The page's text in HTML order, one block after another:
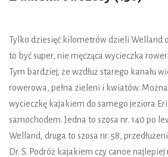
Tylko dziesięć kilometrów dzieli Welland
to być super, nie męcząca wycieczka
Tym bardziej, że wzdłuż starego kanału
rowerowa, pełna zieleni i kwiatów.
wycieczkę kajakiem do samego jeziora
samochodem. Jedna to szosa nr. 140 po
Welland, druga to szosa nr. 58,
Dr. S. Podróż kajakiem czy canoe najlepiej